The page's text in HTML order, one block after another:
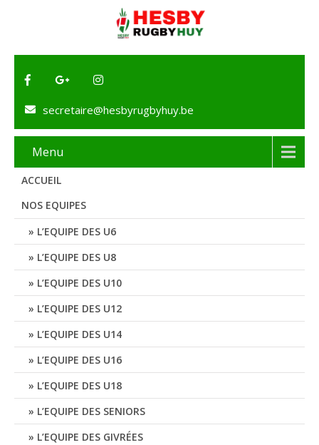
secretaire@hesbyrugbyhuy.be
Menu
ACCUEIL
NOS EQUIPES
L’EQUIPE DES U6
L’EQUIPE DES U8
L’EQUIPE DES U10
L’EQUIPE DES U12
L’EQUIPE DES U14
L’EQUIPE DES U16
L’EQUIPE DES U18
L’EQUIPE DES SENIORS
L’EQUIPE DES GIVRÉES